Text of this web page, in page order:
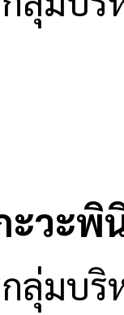
ะวะพิ
ลุ่มบริ